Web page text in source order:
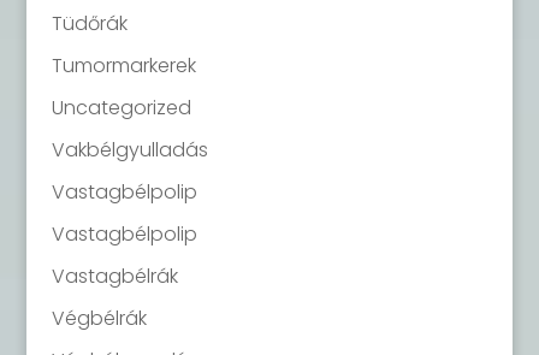
Tüdőrák
Tumormarkerek
Uncategorized
Vakbélgyulladás
Vastagbélpolip
Vastagbélpolip
Vastagbélrák
Végbélrák